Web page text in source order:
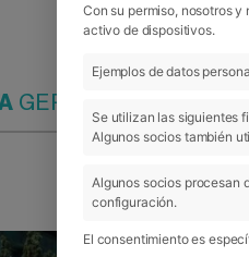
GERENCIA DE
Con su permiso, nosotros
activo de dispositivos.
Ejemplos de datos
Se utilizan las siguientes
Algunos socios también
Algunos socios procesan
configuración.
El consentimiento es